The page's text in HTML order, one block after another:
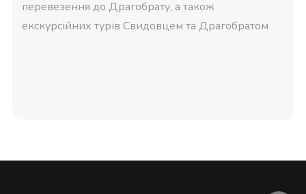
перевезення до Драгобрату, а також
екскурсійних турів Свидовцем та Драгобратом